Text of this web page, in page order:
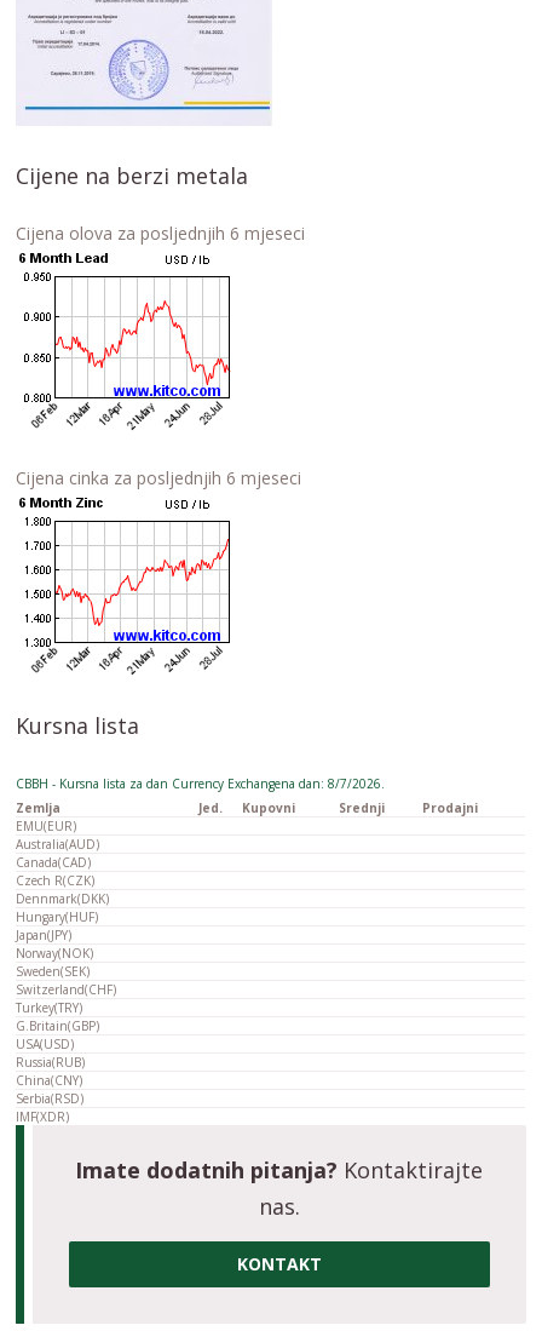
Cijene na berzi metala
Cijena olova za posljednjih 6 mjeseci
Cijena cinka za posljednjih 6 mjeseci
Kursna lista
CBBH - Kursna lista za dan Currency Exchangena dan: 8/7/2026.
Zemlja
Jed. Kupovni Srednji
Prodajni
EMU(EUR)
Australia(AUD)
Canada(CAD)
Czech R(CZK)
Dennmark(DKK)
Hungary(HUF)
Japan(JPY)
Norway(NOK)
Sweden(SEK)
Switzerland(CHF)
Turkey(TRY)
G.Britain(GBP)
USA(USD)
Russia(RUB)
China(CNY)
Serbia(RSD)
IMF(XDR)
Imate dodatnih pitanja? Kontaktirajte
nas.
KONTAKT